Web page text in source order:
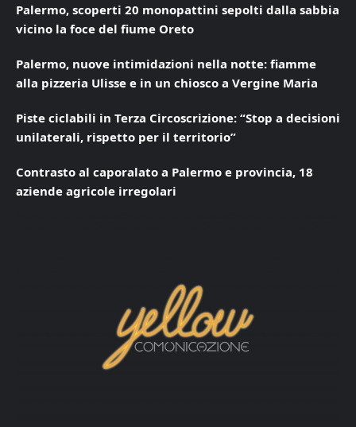
Palermo, scoperti 20 monopattini sepolti dalla sabbia
vicino la foce del fiume Oreto
Palermo, nuove intimidazioni nella notte: fiamme
alla pizzeria Ulisse e in un chiosco a Vergine Maria
Piste ciclabili in Terza Circoscrizione: “Stop a decisioni
unilaterali, rispetto per il territorio”
Contrasto al caporalato a Palermo e provincia, 18
aziende agricole irregolari